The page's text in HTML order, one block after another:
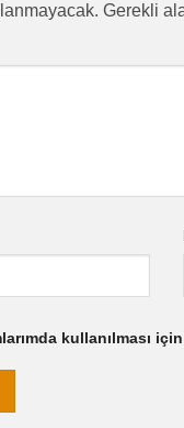
Gerekli
kullanılması